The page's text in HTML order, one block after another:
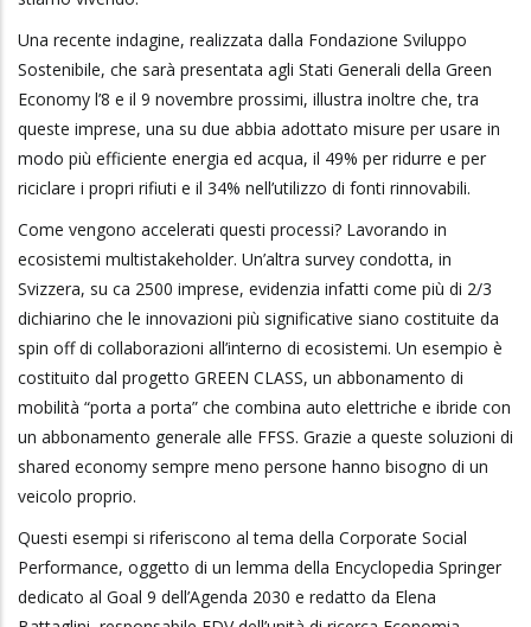
Una recente indagine, realizzata dalla Fondazione Sviluppo
Sostenibile, che sarà presentata agli Stati Generali della Green
Economy l’8 e il 9 novembre prossimi, illustra inoltre che, tra
queste imprese, una su due abbia adottato misure per usare in
modo più efficiente energia ed acqua, il 49% per ridurre e per
riciclare i propri rifiuti e il 34% nell’utilizzo di fonti rinnovabili.
Come vengono accelerati questi processi? Lavorando in
ecosistemi multistakeholder. Un’altra survey condotta, in
Svizzera, su ca 2500 imprese, evidenzia infatti come più di 2/3
dichiarino che le innovazioni più significative siano costituite da
spin off di collaborazioni all’interno di ecosistemi. Un esempio è
costituito dal progetto GREEN CLASS, un abbonamento di
mobilità “porta a porta” che combina auto elettriche e ibride con
un abbonamento generale alle FFSS. Grazie a queste soluzioni di
shared economy sempre meno persone hanno bisogno di un
veicolo proprio.
Questi esempi si riferiscono al tema della Corporate Social
Performance, oggetto di un lemma della Encyclopedia Springer
dedicato al Goal 9 dell’Agenda 2030 e redatto da Elena